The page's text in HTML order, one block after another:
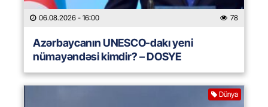
06.08.2026 - 16:00 78
Azərbaycanın UNESCO-dakı yeni
nümayəndəsi kimdir? – DOSYE
Dünya